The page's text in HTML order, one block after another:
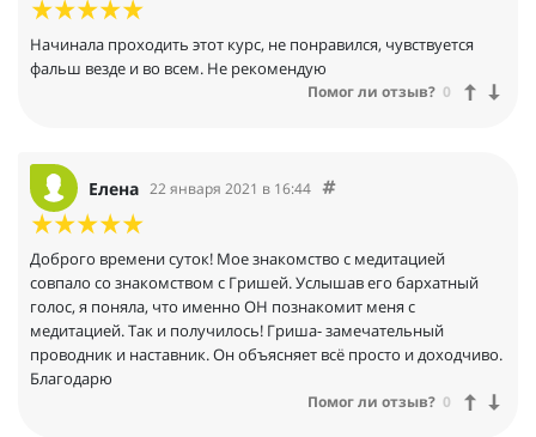
Начинала проходить этот курс, не понравился, чувствуется
фальш везде и во всем. Не рекомендую
Помог ли отзыв? 0
Елена 22 января 2021 в 16:44
Доброго времени суток! Мое знакомство с медитацией
совпало со знакомством с Гришей. Услышав его бархатный
голос, я поняла, что именно ОН познакомит меня с
медитацией. Так и получилось! Гриша- замечательный
проводник и наставник. Он объясняет всё просто и доходчиво.
Благодарю
Помог ли отзыв? 0